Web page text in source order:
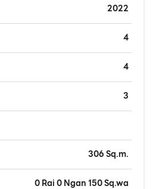
2022
4
4
3
306 Sq.m.
0 Rai 0 Ngan 150 Sq.wa